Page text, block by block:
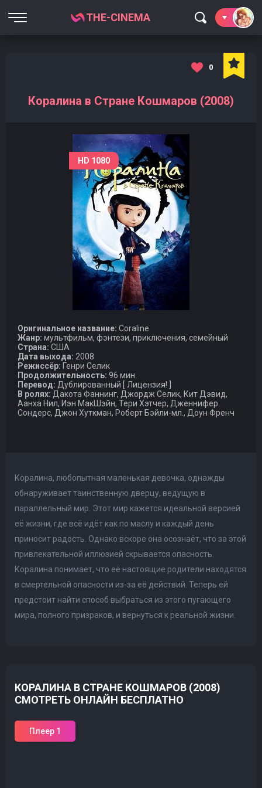
THE-CINEMA
Коралина в Стране Кошмаров (2008)
0
HD 1080
Оригинальное название: Coraline
Жанр: мультфильм, фэнтези, приключения, семейный
Страна: США
Дата выхода: 2008
Режиссёр: Генри Селик
Продолжительность: 96 мин.
Перевод: Дублированный [ Лицензия! ]
В ролях: Дакота Фаннинг, Джордж Селик, Кит Дэвид,
Аанха Нил, Иэн МакШэйн, Тери Хэтчер, Дженнифер
Сондерс, Джон Хуткман, Роберт Бэйли-мл., Доун Френч
Коралина, любопытная маленькая девочка, однажды
обнаруживает таинственную дверцу, ведущую в
параллельный мир. Этот мир кажется идеальной версией
её жизни, где всё идёт как по маслу и каждый день
приносит радость. Однако вскоре она осознаёт, что за этой
привлекательной иллюзией скрывается опасность.
Коралина понимает, что её настоящие родители находятся
в смертельной опасности из-за её действий. Теперь ей
предстоит найти способ выбраться из этого пугающего
мира, полного призраков, и вернуться к реальной жизни.
КОРАЛИНА В СТРАНЕ КОШМАРОВ (2008)
СМОТРЕТЬ ОНЛАЙН БЕСПЛАТНО
Плеер 1